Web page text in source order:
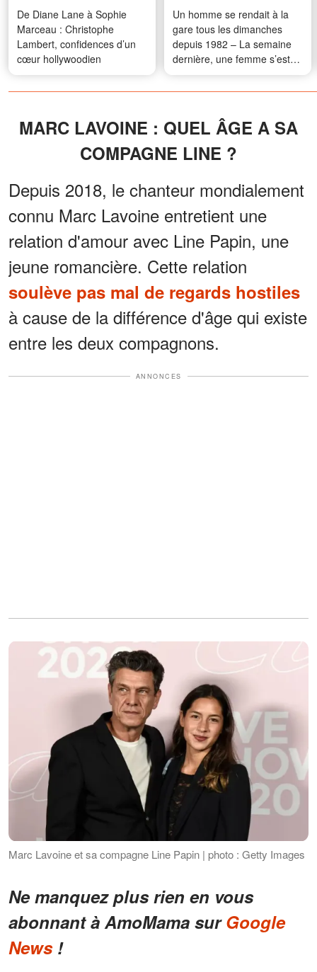
De Diane Lane à Sophie
Marceau : Christophe
Lambert, confidences d’un
cœur hollywoodien
Un homme se rendait à la
gare tous les dimanches
depuis 1982 – La semaine
dernière, une femme s’est
jetée dans ses bras
MARC LAVOINE : QUEL ÂGE A SA
COMPAGNE LINE ?
Depuis 2018, le chanteur mondialement
connu Marc Lavoine entretient une
relation d'amour avec Line Papin, une
jeune romancière. Cette relation
soulève pas mal de regards hostiles
à cause de la différence d'âge qui existe
entre les deux compagnons.
ANNONCES
Marc Lavoine et sa compagne Line Papin | photo : Getty Images
Ne manquez plus rien en vous
abonnant à AmoMama surGoogle
News!